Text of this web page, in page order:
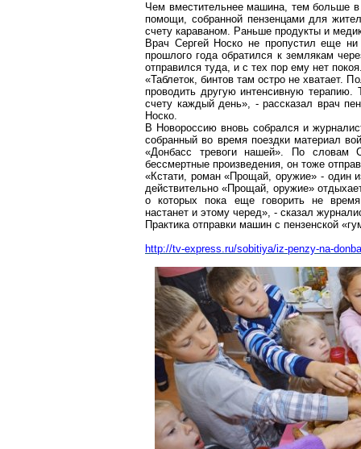
Чем вместительнее машина, тем больше в
помощи, собранной пензенцами для
счету караваном. Раньше продукты и
Врач Сергей Носко не пропустил еще
прошлого года обратился к землякам
отправился туда, и с тех пор ему нет
«Таблеток, бинтов там остро не хватает.
проводить другую интенсивную
счету каждый день», - рассказал врач
Носко.
В Новороссию вновь собрался и
собранный во время поездки материал
«Донбасс тревоги нашей». По словам
бессмертные произведения, он тоже
«Кстати, роман «Прощай, оружие» - один
действительно «Прощай, оружие»
о которых пока еще говорить не
настанет и этому черед», - сказал
Практика отправки машин с пензенской
http://tv-express.ru/sobitiya/iz-penzy-na-